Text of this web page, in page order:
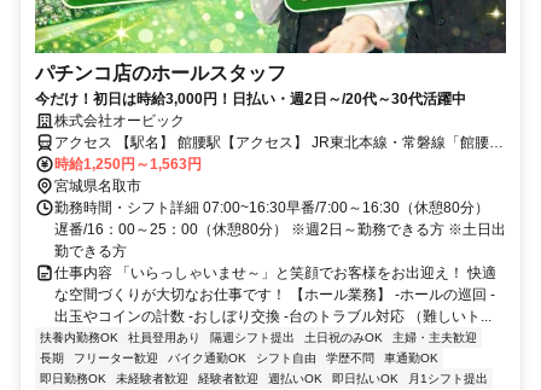
パチンコ店のホールスタッフ
今だけ！初日は時給3,000円！日払い・週2日～/20代～30代活躍中
株式会社オービック
アクセス 【駅名】 館腰駅【アクセス】 JR東北本線・常磐線「館腰
駅」より徒歩4分
時給1,250円～1,563円
宮城県名取市
勤務時間・シフト詳細 07:00~16:30早番/7:00～16:30（休憩80分）
遅番/16：00～25：00（休憩80分） ※週2日～勤務できる方 ※土日出
勤できる方
仕事内容 「いらっしゃいませ～」と笑顔でお客様をお出迎え！ 快適
な空間づくりが大切なお仕事です！ 【ホール業務】 -ホールの巡回 -
出玉やコインの計数 -おしぼり交換 -台のトラブル対応 （難しいト...
扶養内勤務OK 社員登用あり 隔週シフト提出 土日祝のみOK
主婦・主夫歓迎
長期
フリーター歓迎 バイク通勤OK シフト自由 学歴不問
車通勤OK
即日勤務OK
未経験者歓迎 経験者歓迎 週払いOK 即日払いOK
月1シフト提出